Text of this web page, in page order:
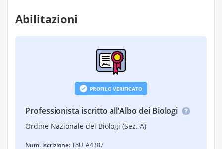
Abilitazioni
PROFILO VERIFICATO
Professionista iscritto all’Albo dei Biologi
Ordine Nazionale dei Biologi (Sez. A)
Num. iscrizione:ToU_A4387